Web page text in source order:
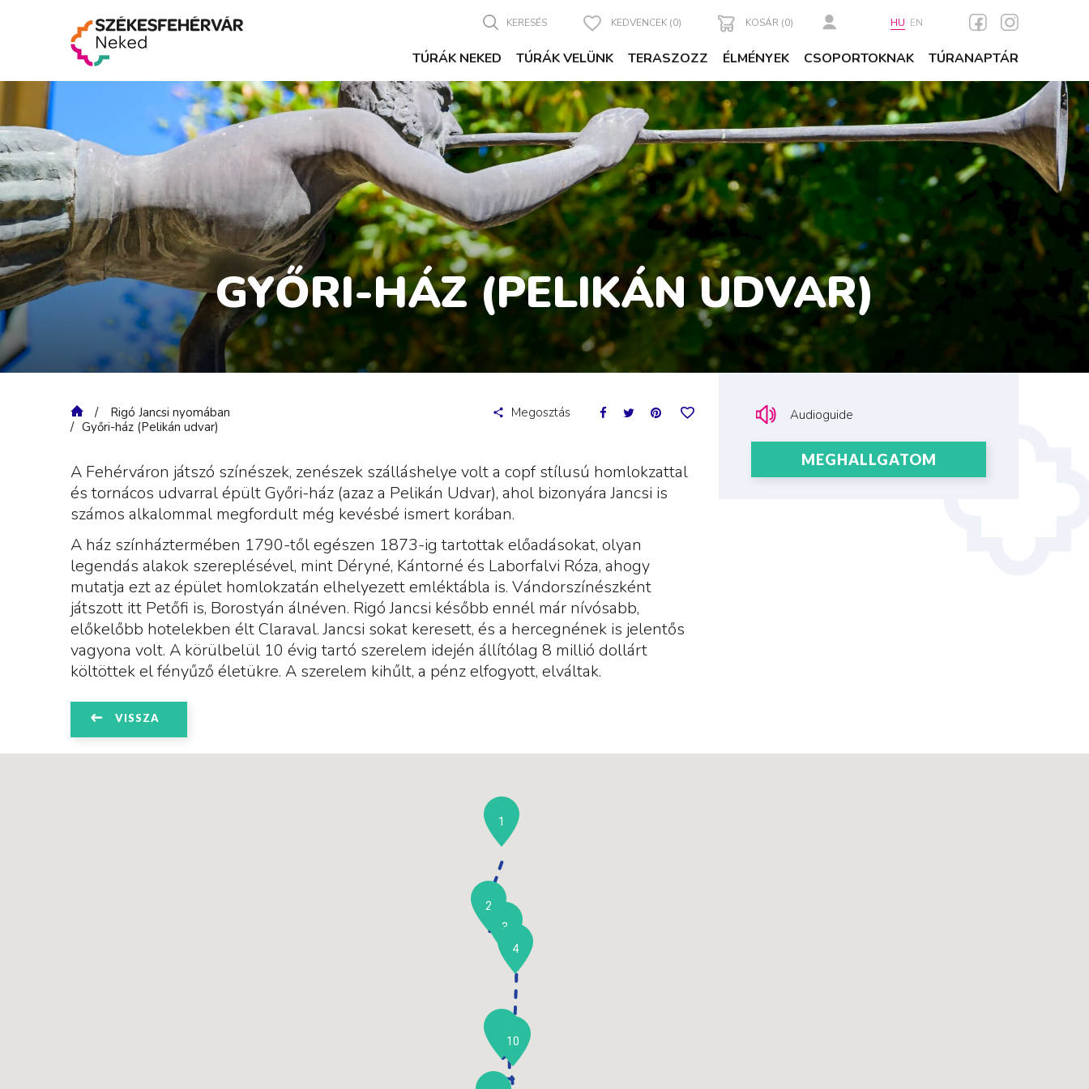
TÚRÁK NEKED TÚRÁK VELÜNK TERASZOZZ ÉLMÉNYEK CSOPORTOKNAK TÚRANAPTÁR
KERESÉS KEDVENCEK (0) KOSÁR (0) HU EN
GYŐRI-HÁZ (PELIKÁN UDVAR)
Rigó Jancsi nyomában
Győri-ház (Pelikán udvar)
Megosztás
A Fehérváron játszó színészek, zenészek szálláshelye volt a copf stílusú homlokzattal
és tornácos udvarral épült Győri-ház (azaz a Pelikán Udvar), ahol bizonyára Jancsi is
számos alkalommal megfordult még kevésbé ismert korában.
A ház színháztermében 1790-től egészen 1873-ig tartottak előadásokat, olyan
legendás alakok szereplésével, mint Déryné, Kántorné és Laborfalvi Róza, ahogy
mutatja ezt az épület homlokzatán elhelyezett emléktábla is. Vándorszínészként
játszott itt Petőfi is, Borostyán álnéven. Rigó Jancsi később ennél már nívósabb,
előkelőbb hotelekben élt Claraval. Jancsi sokat keresett, és a hercegnének is jelentős
vagyona volt. A körülbelül 10 évig tartó szerelem idején állítólag 8 millió dollárt
költöttek el fényűző életükre. A szerelem kihűlt, a pénz elfogyott, elváltak.
VISSZA
Audioguide
MEGHALLGATOM
1
2
3
4
10